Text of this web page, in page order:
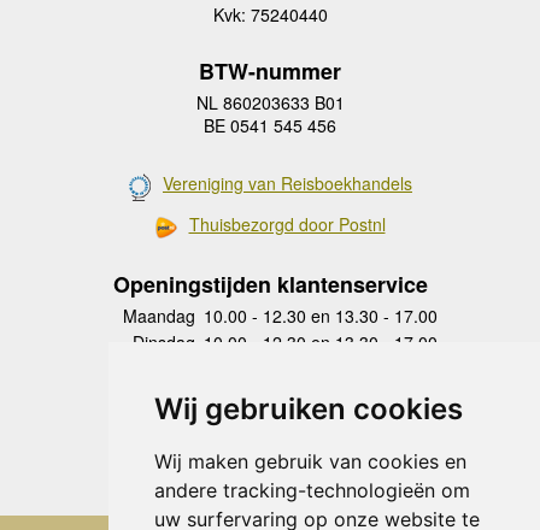
Wij gebruiken cookies
Wij maken gebruik van cookies en
andere tracking-technologieën om
uw surfervaring op onze website te
Kvk: 75240440
BTW-nummer
NL 860203633 B01
BE 0541 545 456
Vereniging van Reisboekhandels
Thuisbezorgd door Postnl
Openingstijden klantenservice
Maandag 10.00 - 12.30 en 13.30 - 17.00
Dinsdag 10.00 - 12.30 en 13.30 - 17.00
Donderdag
10.00 - 12.30 en 13.30 - 17.00
Vrijdag 10.00 - 12.30 en 13.30 - 17.00
Zaterdag
gesloten
Zondag gesloten